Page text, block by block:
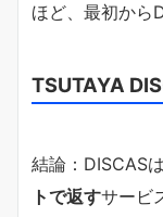
ほど、最初から
TSUTAYA
結論：DISCASは
トで返すサービ